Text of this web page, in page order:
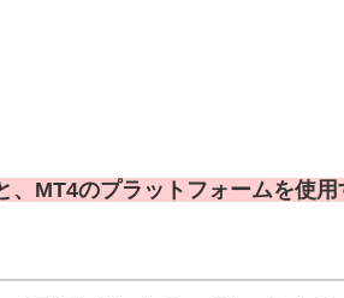
、MT4のプラットフォームを使用